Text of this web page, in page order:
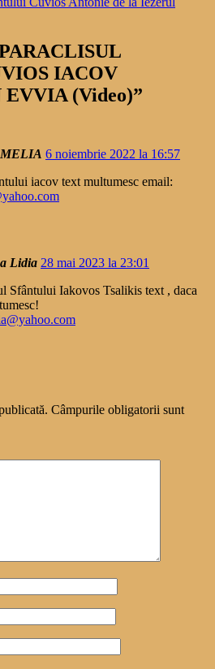
IACOV
(Video)”
6 noiembrie 2022 la 16:57
iacov text multumesc email:
Lidia 28 mai 2023 la 23:01
Sfântului Iakovos Tsalikis text , daca
Câmpurile obligatorii sunt